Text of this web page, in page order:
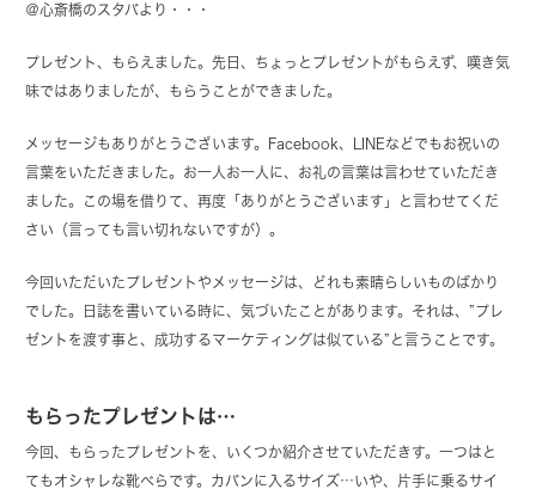
＠心斎橋のスタバより・・・
プレゼント、もらえました。先日、ちょっとプレゼントがもらえず、嘆き気
味ではありましたが、もらうことができました。
メッセージもありがとうございます。Facebook、LINEなどでもお祝いの
言葉をいただきました。お一人お一人に、お礼の言葉は言わせていただき
ました。この場を借りて、再度「ありがとうございます」と言わせてくだ
さい（言っても言い切れないですが）。
今回いただいたプレゼントやメッセージは、どれも素晴らしいものばかり
でした。日誌を書いている時に、気づいたことがあります。それは、”プレ
ゼントを渡す事と、成功するマーケティングは似ている”と言うことです。
もらったプレゼントは…
今回、もらったプレゼントを、いくつか紹介させていただきす。一つはと
てもオシャレな靴べらです。カバンに入るサイズ…いや、片手に乗るサイ